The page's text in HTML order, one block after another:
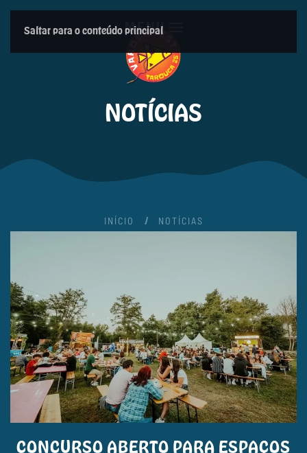
Saltar para o conteúdo principal
MENU
NOTÍCIAS
INÍCIO NOTÍCIAS
CONCURSO ABERTO PARA ESPAÇOS